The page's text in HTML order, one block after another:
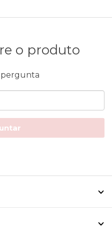
o produto
pergunta